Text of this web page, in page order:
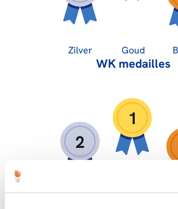
Zilver Goud
WK medailles
2
1